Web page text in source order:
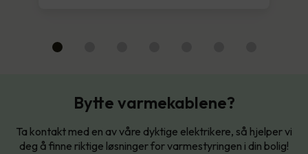
Bytte varmekablene?
Ta kontakt med en av våre dyktige elektrikere, så hjelper vi
deg å finne riktige løsninger for varmestyringen i din bolig!